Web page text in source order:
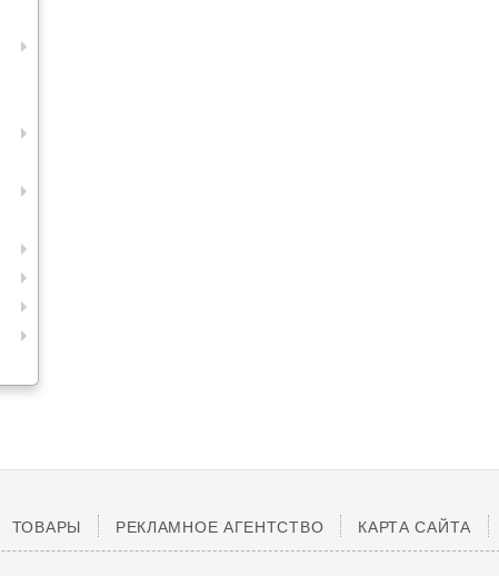
ТОВАРЫ РЕКЛАМНОЕ АГЕНТСТВО КАРТА САЙТА